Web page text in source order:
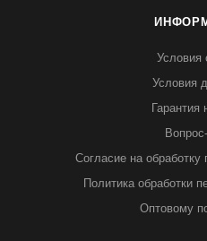
Условия
Условия
Гарантия
Согласие на
Политика обработки
Оптовому